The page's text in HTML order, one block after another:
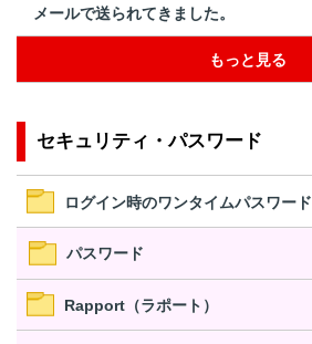
メールで送られてきました。
もっと見る
セキュリティ・パスワード
ログイン時のワンタイムパスワード
パスワード
Rapport（ラポート）